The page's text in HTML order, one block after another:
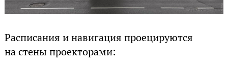
Расписания и навигация проецируются
на стены проекторами: